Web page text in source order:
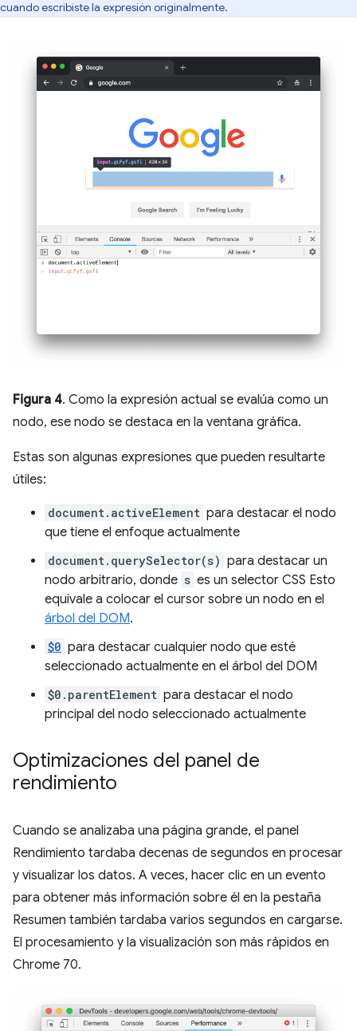
cuando escribiste la expresión originalmente.
Figura 4. Como la expresión actual se evalúa como un
nodo, ese nodo se destaca en la ventana gráfica.
Estas son algunas expresiones que pueden resultarte
útiles:
document.activeElement para destacar el nodo
que tiene el enfoque actualmente
document.querySelector(s) para destacar un
nodo arbitrario, donde s es un selector CSS Esto
equivale a colocar el cursor sobre un nodo en el
árbol del DOM.
$0 para destacar cualquier nodo que esté
seleccionado actualmente en el árbol del DOM
$0.parentElement para destacar el nodo
principal del nodo seleccionado actualmente
Optimizaciones del panel de
rendimiento
Cuando se analizaba una página grande, el panel
Rendimiento tardaba decenas de segundos en procesar
y visualizar los datos. A veces, hacer clic en un evento
para obtener más información sobre él en la pestaña
Resumen también tardaba varios segundos en cargarse.
El procesamiento y la visualización son más rápidos en
Chrome 70.